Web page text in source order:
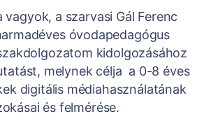
vagyok, a szarvasi Gál Ferenc
óvodapedagógus
kidolgozásához
melynek célja a 0-8 éves
digitális médiahasználatának
és felmérése.